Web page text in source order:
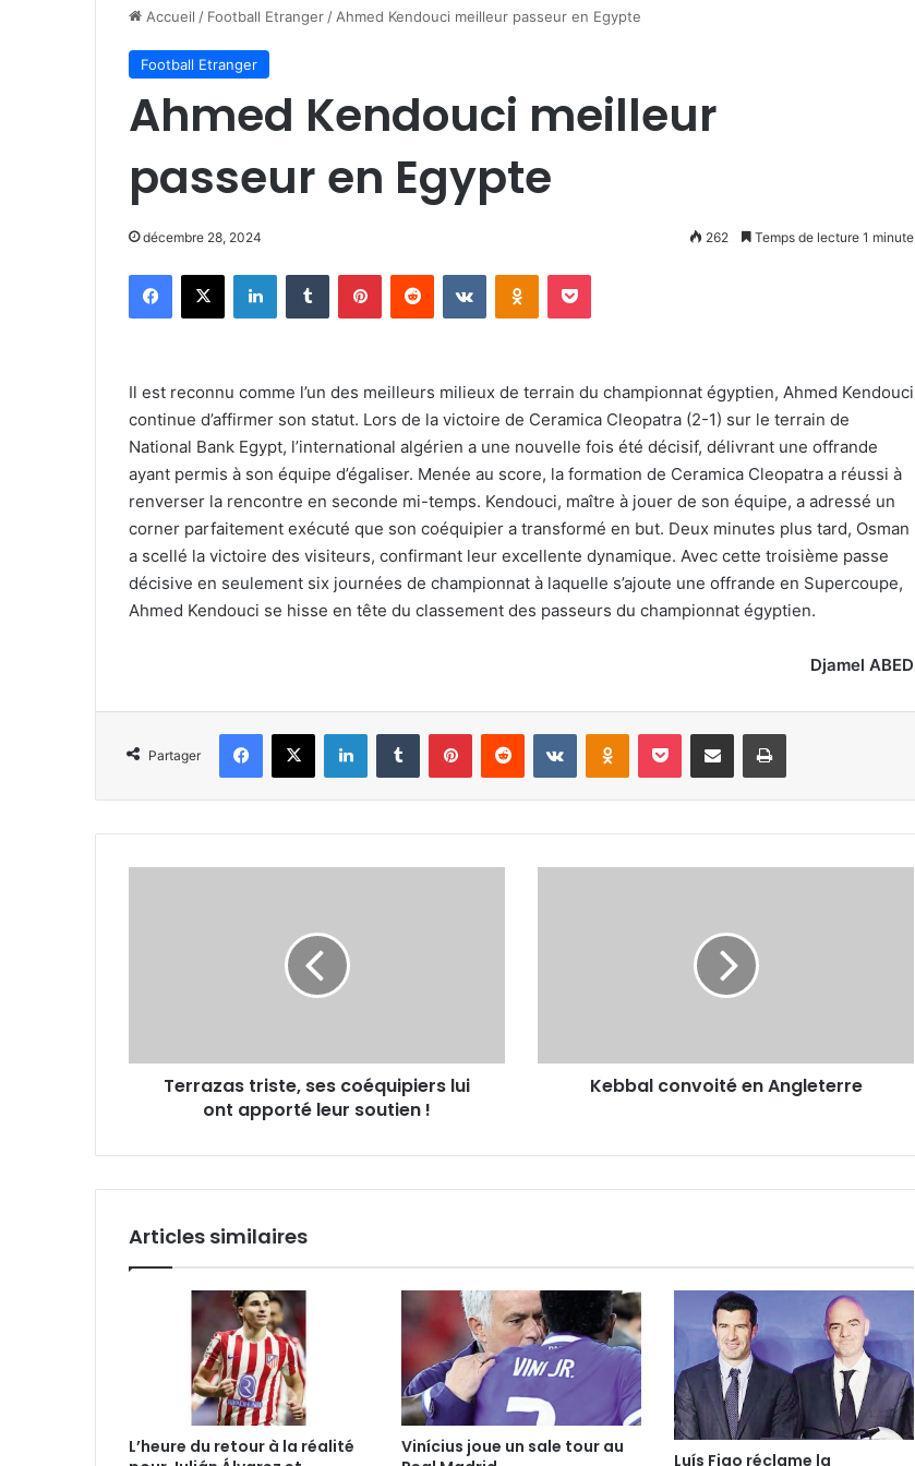
Accueil / Football Etranger / Ahmed Kendouci meilleur passeur en Egypte
Football Etranger
Ahmed Kendouci meilleur
passeur en Egypte
décembre 28, 2024 262 Temps de lecture 1 minute
Facebook
X LinkedinTumblr PinterestReddit VKontakteOdnoklassniki
Pocket
Il est reconnu comme l’un des meilleurs milieux de terrain du championnat égyptien, Ahmed Kendouci
continue d’affirmer son statut. Lors de la victoire de Ceramica Cleopatra (2-1) sur le terrain de
National Bank Egypt, l’international algérien a une nouvelle fois été décisif, délivrant une offrande
ayant permis à son équipe d’égaliser. Menée au score, la formation de Ceramica Cleopatra a réussi à
renverser la rencontre en seconde mi-temps. Kendouci, maître à jouer de son équipe, a adressé un
corner parfaitement exécuté que son coéquipier a transformé en but. Deux minutes plus tard, Osman
a scellé la victoire des visiteurs, confirmant leur excellente dynamique. Avec cette troisième passe
décisive en seulement six journées de championnat à laquelle s’ajoute une offrande en Supercoupe,
Ahmed Kendouci se hisse en tête du classement des passeurs du championnat égyptien.
Djamel ABED
Partager
Facebook
X LinkedinTumblr PinterestReddit VKontakteOdnoklassniki
Pocket Partager par email Imprimer
soutien
Terrazas triste, ses coéquipiers lui
ont apporté leur soutien !
Kebbal convoité en Angleterre
Articles similaires
L’heure du retour à la réalité
Vinícius joue un sale tour au
Luís Figo réclame la